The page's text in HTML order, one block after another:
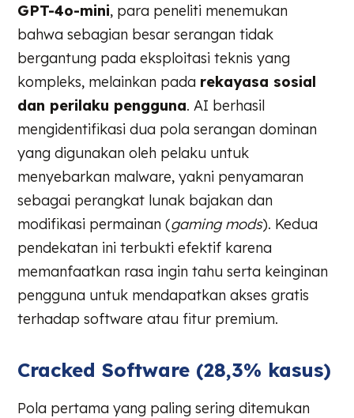
GPT-4o-mini, para peneliti menemukan
bahwa sebagian besar serangan tidak
bergantung pada eksploitasi teknis yang
kompleks, melainkan pada rekayasa sosial
dan perilaku pengguna. AI berhasil
mengidentifikasi dua pola serangan dominan
yang digunakan oleh pelaku untuk
menyebarkan malware, yakni penyamaran
sebagai perangkat lunak bajakan dan
modifikasi permainan (gaming mods). Kedua
pendekatan ini terbukti efektif karena
memanfaatkan rasa ingin tahu serta keinginan
pengguna untuk mendapatkan akses gratis
terhadap software atau fitur premium.
Cracked Software (28,3% kasus)
Pola pertama yang paling sering ditemukan